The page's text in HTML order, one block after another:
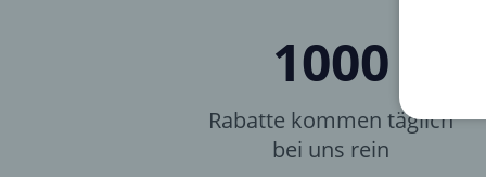
1000
Rabatte kommen täglich
bei uns rein